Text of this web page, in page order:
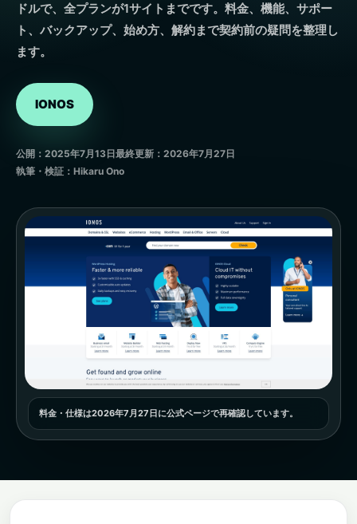
ドルで、全プランが1サイトまでです。料金、機能、サポー
ト、バックアップ、始め方、解約まで契約前の疑問を整理し
ます。
IONOS
公開：2025年7月13日最終更新：2026年7月27日
執筆・検証：Hikaru Ono
料金・仕様は2026年7月27日に公式ページで再確認しています。